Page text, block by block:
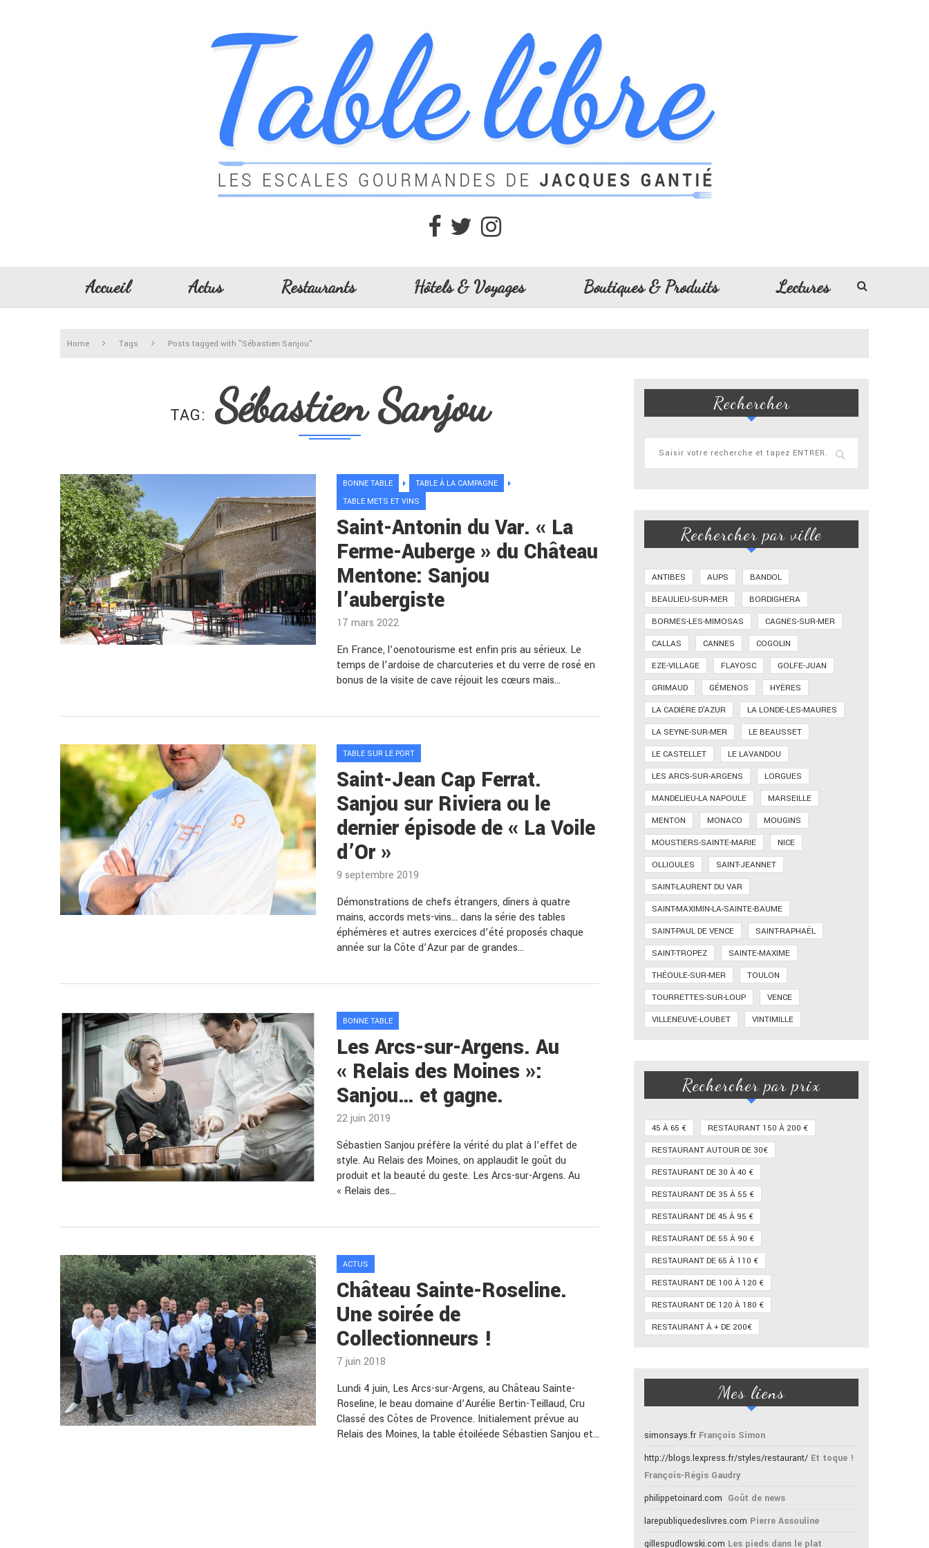
Accueil Actus Restaurants Hôtels & Voyages Boutiques & Produits Lectures
Home Tags Posts tagged with "Sébastien Sanjou"
TAG Sébastien Sanjou
BONNE TABLE
TABLE À LA CAMPAGNE
TABLE METS ET VINS
Saint-Antonin du Var. « La
Ferme-Auberge » du Château
Mentone: Sanjou
l’aubergiste
17 mars 2022
En France, l’oenotourisme est enfin pris au sérieux. Le
temps de l’ardoise de charcuteries et du verre de rosé en
bonus de la visite de cave réjouit les cœurs mais…
TABLE SUR LE PORT
Saint-Jean Cap Ferrat.
Sanjou sur Riviera ou le
dernier épisode de « La Voile
d’Or »
9 septembre 2019
Démonstrations de chefs étrangers, dîners à quatre
mains, accords mets-vins… dans la série des tables
éphémères et autres exercices d’été proposés chaque
année sur la Côte d’Azur par de grandes…
BONNE TABLE
Les Arcs-sur-Argens. Au
« Relais des Moines »:
Sanjou… et gagne.
22 juin 2019
Sébastien Sanjou préfère la vérité du plat à l’effet de
style. Au Relais des Moines, on applaudit le goût du
produit et la beauté du geste. Les Arcs-sur-Argens. Au
« Relais des…
ACTUS
Château Sainte-Roseline.
Une soirée de
Collectionneurs !
7 juin 2018
Lundi 4 juin, Les Arcs-sur-Argens, au Château Sainte-
Roseline, le beau domaine d’Aurélie Bertin-Teillaud, Cru
Classé des Côtes de Provence. Initialement prévue au
Relais des Moines, la table étoiléede Sébastien Sanjou et…
Rechercher
Rechercher par ville
ANTIBES AUPS
BANDOL
BEAULIEU-SUR-MER
BORDIGHERA
BORMES-LES-MIMOSAS
CAGNES-SUR-MER
CALLAS
CANNES
COGOLIN
EZE-VILLAGE
FLAYOSC
GOLFE-JUAN
GRIMAUD
GÉMENOS
HYÈRES
LA CADIÈRE D'AZUR
LA LONDE-LES-MAURES
LA SEYNE-SUR-MER
LE BEAUSSET
LE CASTELLET
LE LAVANDOU
LES ARCS-SUR-ARGENS
LORGUES
MANDELIEU-LA NAPOULE
MARSEILLE
MENTON
MONACO
MOUGINS
MOUSTIERS-SAINTE-MARIE
NICE
OLLIOULES
SAINT-JEANNET
SAINT-LAURENT DU VAR
SAINT-MAXIMIN-LA-SAINTE-BAUME
SAINT-PAUL DE VENCE
SAINT-RAPHAËL
SAINT-TROPEZ
SAINTE-MAXIME
THÉOULE-SUR-MER
TOULON
TOURRETTES-SUR-LOUP
VENCE
VILLENEUVE-LOUBET
VINTIMILLE
Rechercher par prix
45 À 65 €
RESTAURANT 150 À 200 €
RESTAURANT AUTOUR DE 30€
RESTAURANT DE 30 À 40 €
RESTAURANT DE 35 À 55 €
RESTAURANT DE 45 À 95 €
RESTAURANT DE 55 À 90 €
RESTAURANT DE 65 À 110 €
RESTAURANT DE 100 À 120 €
RESTAURANT DE 120 À 180 €
RESTAURANT À + DE 200€
Mes liens
simonsays.fr François Simon
http://blogs.lexpress.fr/styles/restaurant/ Et toque !
François-Régis Gaudry
philippetoinard.com Goût de news
larepubliquedeslivres.com Pierre Assouline
gillespudlowski.com Les pieds dans le plat